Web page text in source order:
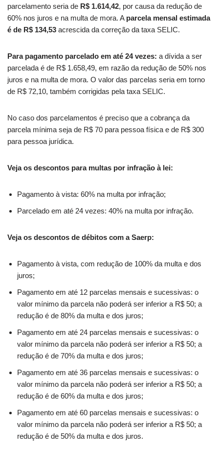
parcelamento seria de R$ 1.614,42, por causa da redução de
60% nos juros e na multa de mora. A parcela mensal estimada
é de R$ 134,53 acrescida da correção da taxa SELIC.
Para pagamento parcelado em até 24 vezes: a dívida a ser
parcelada é de R$ 1.658,49, em razão da redução de 50% nos
juros e na multa de mora. O valor das parcelas seria em torno
de R$ 72,10, também corrigidas pela taxa SELIC.
No caso dos parcelamentos é preciso que a cobrança da
parcela mínima seja de R$ 70 para pessoa física e de R$ 300
para pessoa jurídica.
Veja os descontos para multas por infração à lei:
Pagamento à vista: 60% na multa por infração;
Parcelado em até 24 vezes: 40% na multa por infração.
Veja os descontos de débitos com a Saerp:
Pagamento à vista, com redução de 100% da multa e dos
juros;
Pagamento em até 12 parcelas mensais e sucessivas: o
valor mínimo da parcela não poderá ser inferior a R$ 50; a
redução é de 80% da multa e dos juros;
Pagamento em até 24 parcelas mensais e sucessivas: o
valor mínimo da parcela não poderá ser inferior a R$ 50; a
redução é de 70% da multa e dos juros;
Pagamento em até 36 parcelas mensais e sucessivas: o
valor mínimo da parcela não poderá ser inferior a R$ 50; a
redução é de 60% da multa e dos juros;
Pagamento em até 60 parcelas mensais e sucessivas: o
valor mínimo da parcela não poderá ser inferior a R$ 50; a
redução é de 50% da multa e dos juros.